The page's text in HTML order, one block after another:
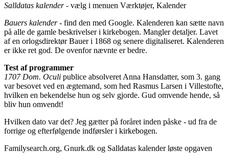
Salldatas kalender- vælg i menuen Værktøjer, Kalender
Bauers kalender- find den med Google. Kalenderen kan sætte navn
på alle de gamle beskrivelser i kirkebogen. Mangler detaljer. Lavet
af en orlogsdirektør Bauer i 1868 og senere digitaliseret. Kalenderen
er ikke ret god. De ovenfor nævnte er bedre.
Test af programmer
1707 Dom. Oculi publice absolveret Anna Hansdatter, som 3. gang
var besovet ved en ægtemand, som hed Rasmus Larsen i Villestofte,
hvilken en bekendelse hun og selv gjorde. Gud omvende hende, så
bliv hun omvendt!
Hvilken dato var det? Jeg gætter på foråret inden påske - ud fra de
forrige og efterfølgende indførsler i kirkebogen.
Familysearch.org, Gnurk.dk og Salldatas kalender løste opgaven